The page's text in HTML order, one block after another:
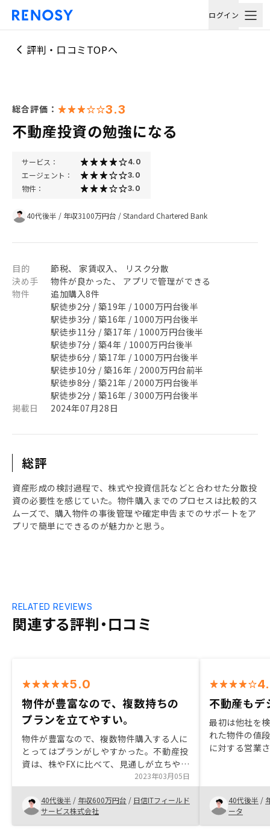
ログイン
評判・口コミTOPへ
総合評価： 3.3
不動産投資の勉強になる
サービス： 4.0
エージェント： 3.0
物件： 3.0
40代後半 / 年収3100万円台 /Standard Chartered Bank
目的
節税、 家賃収入、 リスク分散
決め手
物件が良かった、 アプリで管理ができる
物件
追加購入8件
駅徒歩2分 / 築19年 / 1000万円台後半
駅徒歩3分 / 築16年 / 1000万円台後半
駅徒歩11分 / 築17年 / 1000万円台後半
駅徒歩7分 / 築4年 / 1000万円台後半
駅徒歩6分 / 築17年 / 1000万円台後半
駅徒歩10分 / 築16年 / 2000万円台前半
駅徒歩8分 / 築21年 / 2000万円台後半
駅徒歩2分 / 築16年 / 3000万円台後半
掲載日
2024年07月28日
総評
資産形成の検討過程で、株式や投資信託などと合わせた分散投
資の必要性を感じていた。物件購入までのプロセスは比較的ス
ムーズで、購入物件の事後管理や確定申告までのサポートをア
プリで簡単にできるのが魅力かと思う。
関連する評判・口コミ
RELATED REVIEWS
5.0
物件が豊富なので、複数持ちの
プランを立てやすい。
物件が豊富なので、複数物件購入する人に
とってはプランがしやすかった。不動産投
資は、株やFXに比べて、見通しが立ちやす
くギャンブル性が低い。リスク管理がしや
すい。定期的に収入が入ってきて変動が少
ないところが良い。 あとは、担当の米田
さんの物件選択が、概ねセンスがいいと感
じました。特には思いつかないです。
2023年03月05日
40代後半 / 年収600万円台 / 日信ITフィールド
サービス株式会社
不動産もデ
最初は他社を
れた物件の値
に対する営業
ング良く良い
ですが、何よ
化が素晴らし
40代後半 /
ータ